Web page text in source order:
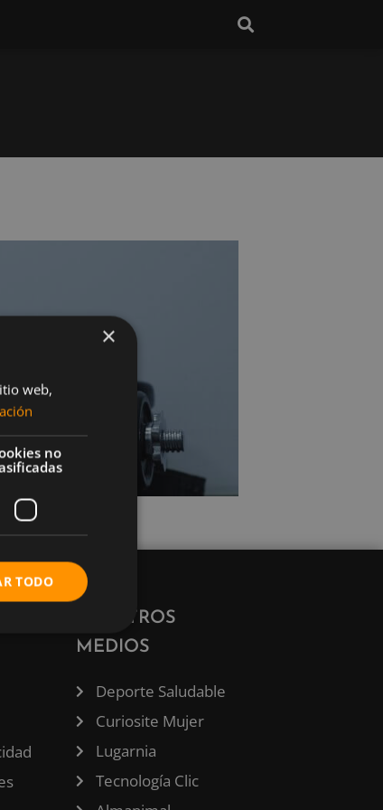
NUESTROS
MEDIOS
Deporte Saludable
Curiosite Mujer
Lugarnia
Tecnología Clic
×
web,
no
TODO